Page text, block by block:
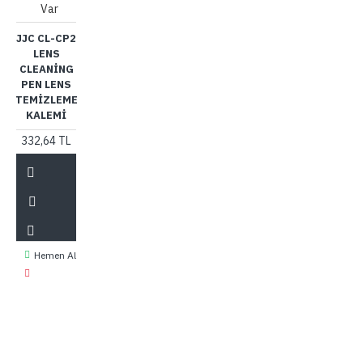
Var
JJC CL-CP2
LENS
CLEANING
PEN LENS
TEMIZLEME
KALEMI
332,64 TL
Hemen Al